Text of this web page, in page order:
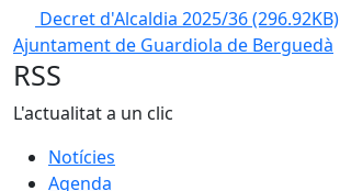
Decret d'Alcaldia 2025/36(296.92KB)
Ajuntament de Guardiola de Berguedà
RSS
L'actualitat a un clic
Notícies
Agenda